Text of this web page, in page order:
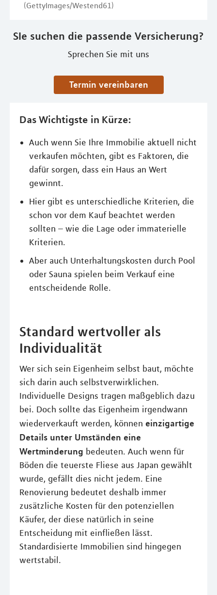
(GettyImages/Westend61)
SIe suchen die passende Versicherung?
Sprechen Sie mit uns
Termin vereinbaren
Das Wichtigste in Kürze:
Auch wenn Sie Ihre Immobilie aktuell nicht
verkaufen möchten, gibt es Faktoren, die
dafür sorgen, dass ein Haus an Wert
gewinnt.
Hier gibt es unterschiedliche Kriterien, die
schon vor dem Kauf beachtet werden
sollten – wie die Lage oder immaterielle
Kriterien.
Aber auch Unterhaltungskosten durch Pool
oder Sauna spielen beim Verkauf eine
entscheidende Rolle.
Standard wertvoller als
Individualität
Wer sich sein Eigenheim selbst baut, möchte
sich darin auch selbstverwirklichen.
Individuelle Designs tragen maßgeblich dazu
bei. Doch sollte das Eigenheim irgendwann
wiederverkauft werden, können einzigartige
Details unter Umständen eine
Wertminderung bedeuten. Auch wenn für
Böden die teuerste Fliese aus Japan gewählt
wurde, gefällt dies nicht jedem. Eine
Renovierung bedeutet deshalb immer
zusätzliche Kosten für den potenziellen
Käufer, der diese natürlich in seine
Entscheidung mit einfließen lässt.
Standardisierte Immobilien sind hingegen
wertstabil.